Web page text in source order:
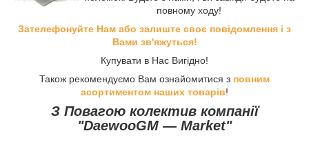
повному ходу!
Зателефонуйте Нам або залиште своє повідомлення і з
Вами зв'яжуться!
Купувати в Нас Вигідно!
Також рекомендуємо Вам ознайомитися з повним
асортиментом наших товарів!
З Повагою колектив компанії
"DaewooGM ― Market"